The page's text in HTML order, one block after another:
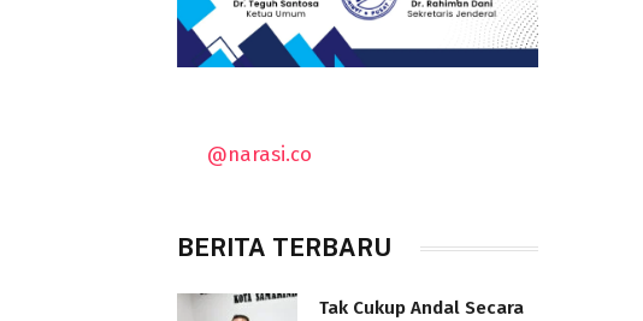
@narasi.co
BERITA TERBARU
Tak Cukup Andal Secara